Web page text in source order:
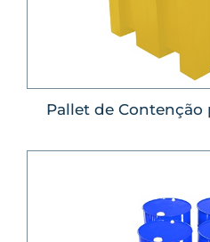
Pallet de Contenção